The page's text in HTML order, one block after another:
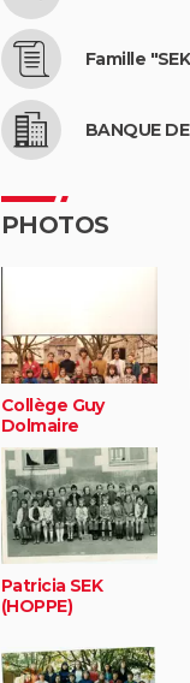
Famille
BANQUE
PHOTOS
Collège Guy
Dolmaire
Patricia SEK
(HOPPE)